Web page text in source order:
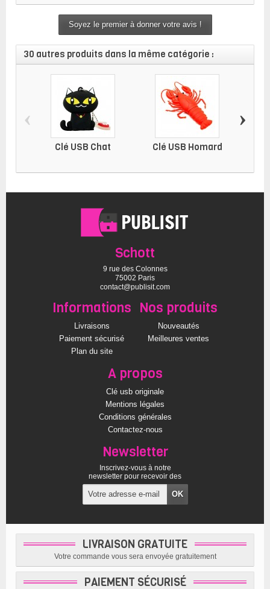
Soyez le premier à donner votre avis !
30 autres produits dans la même catégorie :
Clé USB Chat Clé USB Homard
‹ ›
Schott
9 rue des Colonnes
75002 Paris
contact@publisit.com
Informations
Livraisons
Paiement sécurisé
Plan du site
Nos produits
Nouveautés
Meilleures ventes
A propos
Clé usb originale
Mentions légales
Conditions générales
Contactez-nous
Newsletter
Inscrivez-vous à notre
newsletter pour recevoir des
offres exclusives
LIVRAISON GRATUITE
Votre commande vous sera envoyée gratuitement
PAIEMENT SÉCURISÉ